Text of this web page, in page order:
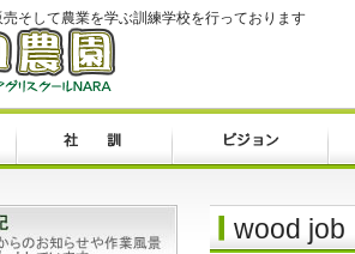
そして農業を学ぶ訓練学校を行っております
wood job